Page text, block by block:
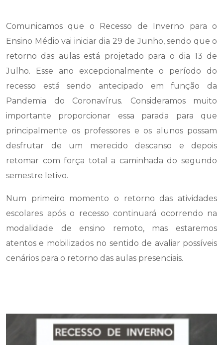
Comunicamos que o Recesso de Inverno para o
Ensino Médio vai iniciar dia 29 de Junho, sendo que o
retorno das aulas está projetado para o dia 13 de
Julho. Esse ano excepcionalmente o período do
recesso está sendo antecipado em função da
Pandemia do Coronavírus. Consideramos muito
importante proporcionar essa parada para que
principalmente os professores e os alunos possam
desfrutar de um merecido descanso e depois
retomar com força total a caminhada do segundo
semestre letivo.
Num primeiro momento o retorno das atividades
escolares após o recesso continuará ocorrendo na
modalidade de ensino remoto, mas estaremos
atentos e mobilizados no sentido de avaliar possíveis
cenários para o retorno das aulas presenciais.